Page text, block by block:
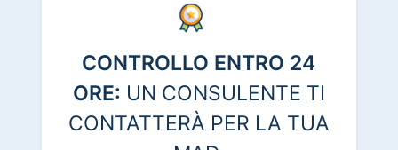
CONTROLLO ENTRO 24
ORE: UN CONSULENTE TI
CONTATTERÀ PER LA TUA